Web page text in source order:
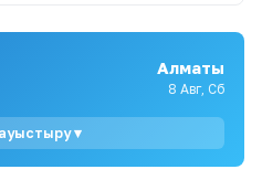
«Дала Қырандары»
қойды
мен тозған көліктер:
Алматы
8 Авг, Сб
▾